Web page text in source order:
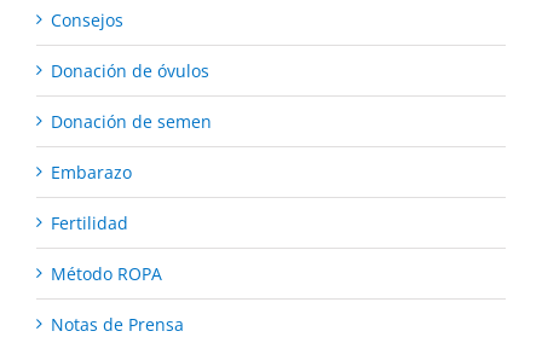
Consejos
Donación de óvulos
Donación de semen
Embarazo
Fertilidad
Método ROPA
Notas de Prensa